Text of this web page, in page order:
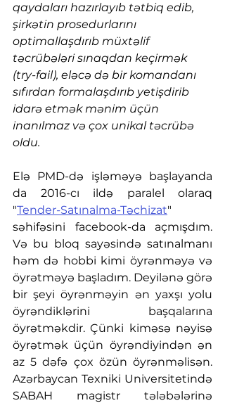
qaydaları hazırlayıb tətbiq edib,
şirkətin prosedurlarını
optimallaşdırıb müxtəlif
təcrübələri sınaqdan keçirmək
(try-fail), eləcə də bir komandanı
sıfırdan formalaşdırıb yetişdirib
idarə etmək mənim üçün
inanılmaz və çox unikal təcrübə
oldu.
Elə PMD-də işləməyə başlayanda
da 2016-cı ildə paralel olaraq
"Tender-Satınalma-Təchizat"
səhifəsini facebook-da açmışdım.
Və bu bloq sayəsində satınalmanı
həm də hobbi kimi öyrənməyə və
öyrətməyə başladım. Deyilənə görə
bir şeyi öyrənməyin ən yaxşı yolu
öyrəndiklərini başqalarına
öyrətməkdir. Çünki kiməsə nəyisə
öyrətmək üçün öyrəndiyindən ən
az 5 dəfə çox özün öyrənməlisən.
Azərbaycan Texniki Universitetində
SABAH magistr tələbələrinə